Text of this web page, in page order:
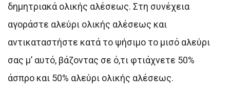
δημητριακά ολικής αλέσεως. Στη συνέχεια
αγοράστε αλεύρι ολικής αλέσεως και
αντικαταστήστε κατά το ψήσιμο το μισό αλεύρι
σας μ’ αυτό, βάζοντας σε ό,τι φτιάχνετε 50%
άσπρο και 50% αλεύρι ολικής αλέσεως.